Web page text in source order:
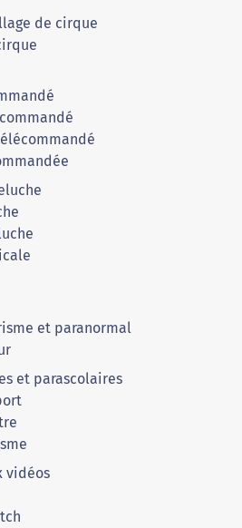
de cirque
et paranormal
et parascolaires
vidéos